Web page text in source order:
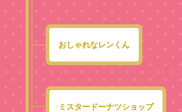
おしゃれなレンくん
ミスタードーナツショップ